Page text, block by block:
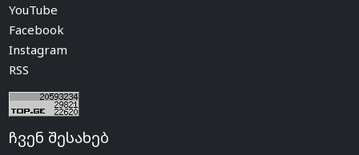
YouTube
Facebook
Instagram
RSS
ჩვენ შესახებ